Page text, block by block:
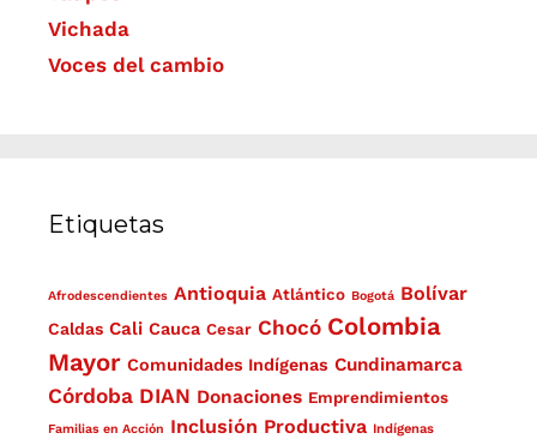
Vichada
Voces del cambio
Etiquetas
Afrodescendientes Antioquia Atlántico Bogotá Bolívar
Caldas Cali Cauca Cesar Chocó Colombia
Mayor Comunidades Indígenas Cundinamarca
Córdoba DIAN Donaciones Emprendimientos
Familias en Acción Inclusión Productiva Indígenas